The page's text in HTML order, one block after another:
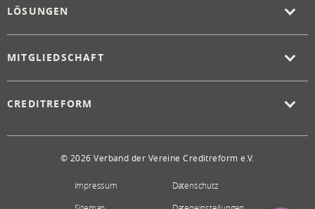
LÖSUNGEN
MITGLIEDSCHAFT
CREDITREFORM
© 2026 Verband der Vereine Creditreform e.V.
Impressum
Datenschutz